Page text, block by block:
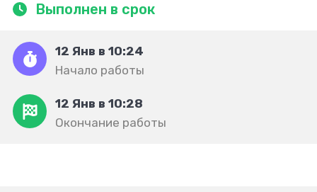
Выполнен в срок
12 Янв в 10:24
Начало работы
12 Янв в 10:28
Окончание работы